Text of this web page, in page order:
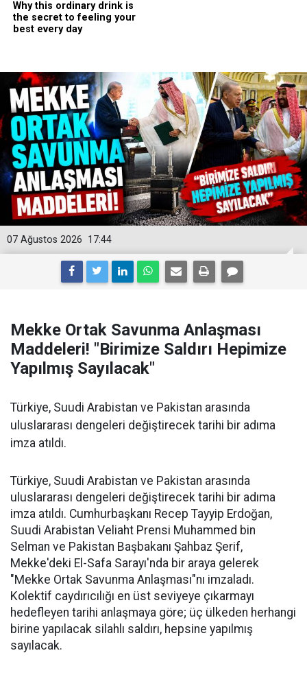
17:44
07 Ağustos 2026
Mekke Ortak Savunma Anlaşması
Maddeleri! "Birimize Saldırı Hepimize
Yapılmış Sayılacak"
Türkiye, Suudi Arabistan ve Pakistan arasında
uluslararası dengeleri değiştirecek tarihi bir adıma
imza atıldı.
Türkiye, Suudi Arabistan ve Pakistan arasında
uluslararası dengeleri değiştirecek tarihi bir adıma
imza atıldı. Cumhurbaşkanı Recep Tayyip Erdoğan,
Suudi Arabistan Veliaht Prensi Muhammed bin
Selman ve Pakistan Başbakanı Şahbaz Şerif,
Mekke'deki El-Safa Sarayı'nda bir araya gelerek
"Mekke Ortak Savunma Anlaşması"nı imzaladı.
Kolektif caydırıcılığı en üst seviyeye çıkarmayı
hedefleyen tarihi anlaşmaya göre; üç ülkeden herhangi
birine yapılacak silahlı saldırı, hepsine yapılmış
sayılacak.